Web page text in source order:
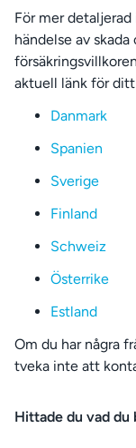
För mer
händelse av
aktuell länk för ditt
Danmark
Spanien
Sverige
Finland
Schweiz
Österrike
Estland
Om du har några
tveka inte att
Hittade du vad du